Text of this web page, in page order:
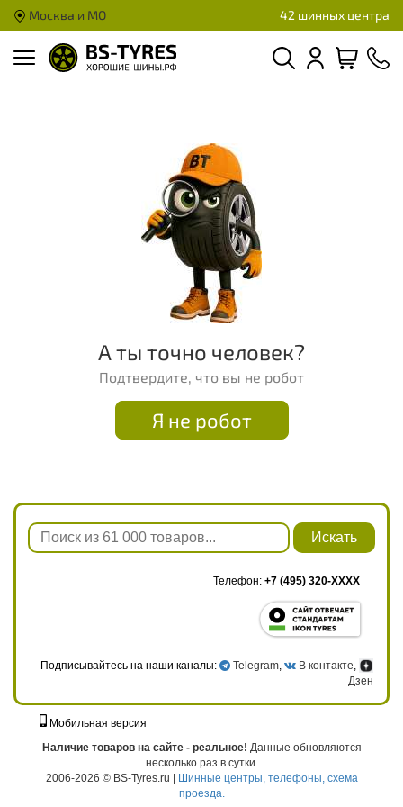
Москва и МО 42 шинных центра
А ты точно человек?
Подтвердите, что вы не робот
Я не робот
Искать
Телефон: +7 (495) 320-XXXX
Подписывайтесь на наши каналы: Telegram , В контакте
Дзен
Мобильная версия
Наличие товаров на сайте - реальное! Данные обновляются
несколько раз в сутки.
2006-2026 © BS-Tyres.ru | Шинные центры, телефоны, схема
проезда.